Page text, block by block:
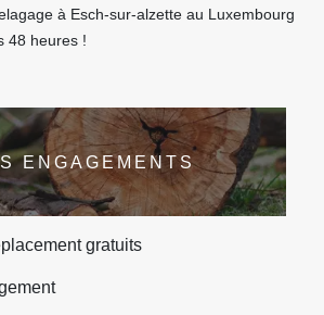
à Esch-sur-alzette au Luxembourg
48 heures !
ENGAGEMENTS
gratuits